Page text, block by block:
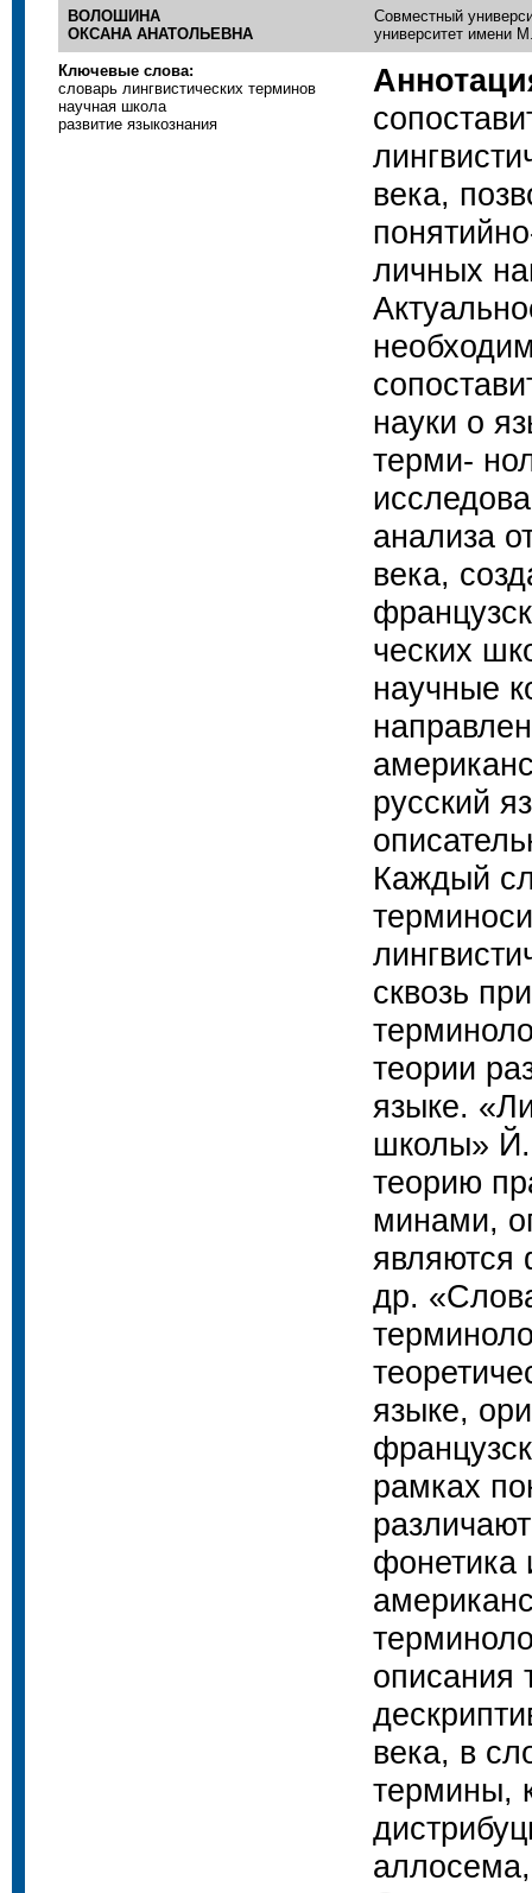
ВОЛОШИНА
ОКСАНА АНАТОЛЬЕВНА
Совместный
университет имени
Ключевые слова:
словарь лингвистических терминов
научная школа
развитие языкознания
века,
личных
науки о
терми-
анализа
века,
ческих
научные
русский
Каждый
сквозь
теории
языке.
школы» Й.
теорию
минами,
др.
языке,
рамках
фонетика
описания
века, в
термины,